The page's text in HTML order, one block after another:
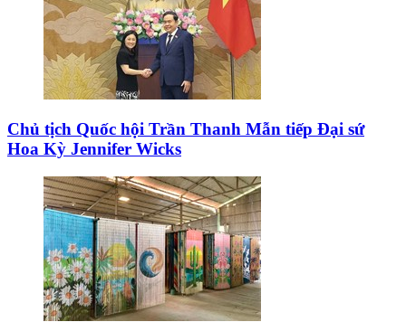
Chủ tịch Quốc hội Trần Thanh Mẫn tiếp Đại sứ
Hoa Kỳ Jennifer Wicks